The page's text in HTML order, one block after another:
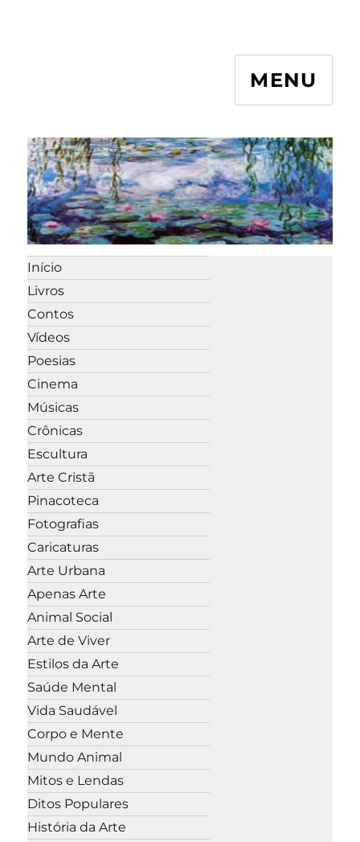
MENU
Início
Livros
Contos
Vídeos
Poesias
Cinema
Músicas
Crônicas
Escultura
Arte Cristã
Pinacoteca
Fotografias
Caricaturas
Arte Urbana
Apenas Arte
Animal Social
Arte de Viver
Estilos da Arte
Saúde Mental
Vida Saudável
Corpo e Mente
Mundo Animal
Mitos e Lendas
Ditos Populares
História da Arte